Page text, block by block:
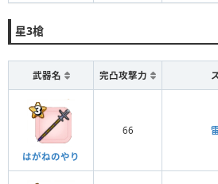
星3槍
武器名 完凸攻撃力
はがねのやり
66